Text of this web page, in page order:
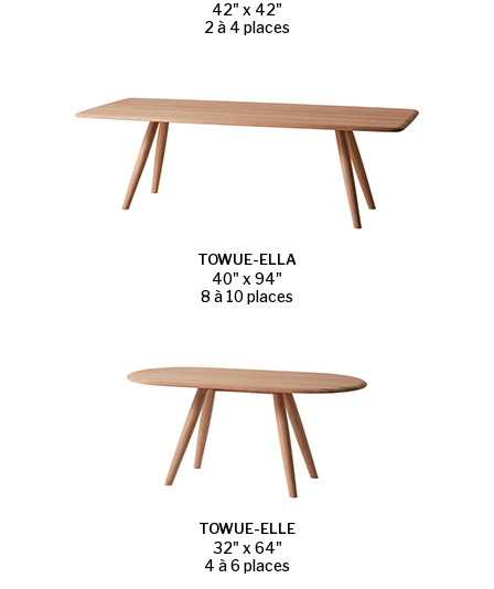
42" x 42"
2 à 4 places
TOWUE-ELLA
40" x 94"
8 à 10 places
TOWUE-ELLE
32" x 64"
4 à 6 places